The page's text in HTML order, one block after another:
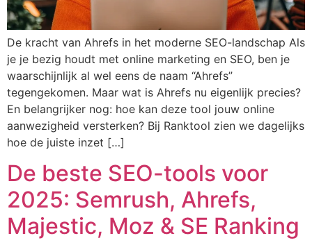
De kracht van Ahrefs in het moderne SEO-landschap Als
je je bezig houdt met online marketing en SEO, ben je
waarschijnlijk al wel eens de naam “Ahrefs”
tegengekomen. Maar wat is Ahrefs nu eigenlijk precies?
En belangrijker nog: hoe kan deze tool jouw online
aanwezigheid versterken? Bij Ranktool zien we dagelijks
hoe de juiste inzet […]
De beste SEO-tools voor
2025: Semrush, Ahrefs,
Majestic, Moz & SE Ranking